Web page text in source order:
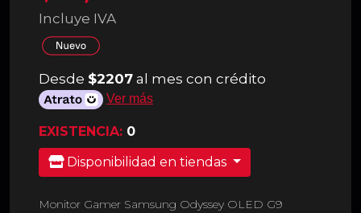
Incluye IVA
Desde $2207 al mes con crédito
Ver más
EXISTENCIA: 0
Disponibilidad en tiendas
Monitor Gamer Samsung Odyssey OLED G9